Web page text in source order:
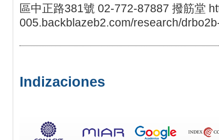
區中正路381號 02-772-87887 撥筋堂
005.backblazeb2.com/research/
Indizaciones